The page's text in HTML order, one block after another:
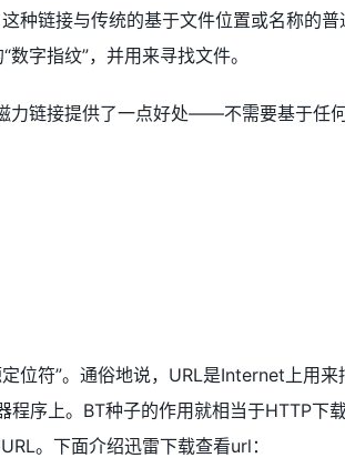
种链接与传统的基于文件位置或名称的普
字指纹”，并用来寻找文件。
力链接提供了一点好处——不需要基于任
位符”。通俗地说，URL是Internet上用来
程序上。BT种子的作用就相当于HTTP下
。下面介绍迅雷下载查看url：